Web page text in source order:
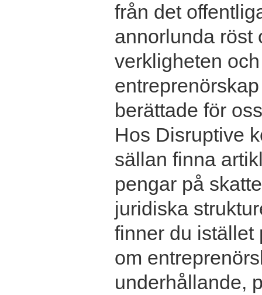
från det
annorlunda röst
verkligheten
berättade för
Hos Disruptive
sällan finna
pengar på
juridiska
finner du istället
om
underhållande,